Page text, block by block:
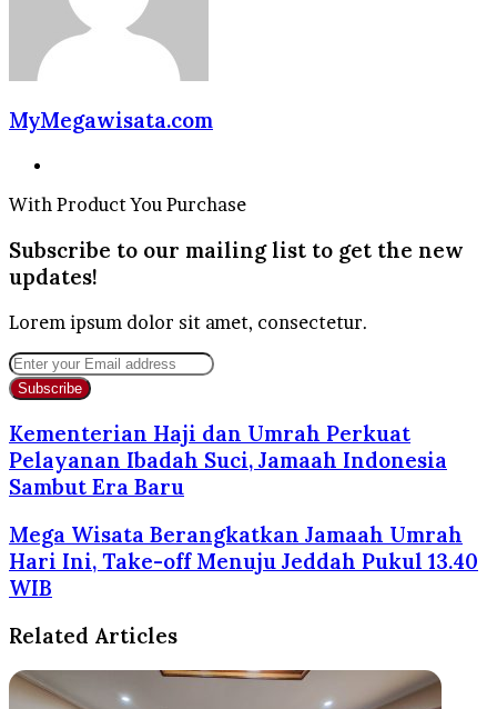
MyMegawisata.com
With Product You Purchase
Subscribe to our mailing list to get the new
updates!
Lorem ipsum dolor sit amet, consectetur.
Enter
your
Email
address
Kementerian Haji dan Umrah Perkuat
Pelayanan Ibadah Suci, Jamaah Indonesia
Sambut Era Baru
Mega Wisata Berangkatkan Jamaah Umrah
Hari Ini, Take-off Menuju Jeddah Pukul 13.40
WIB
Related Articles